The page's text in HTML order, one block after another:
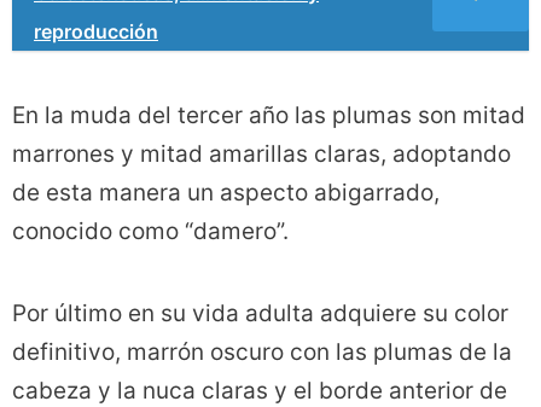
reproducción
En la muda del tercer año las plumas son mitad
marrones y mitad amarillas claras, adoptando
de esta manera un aspecto abigarrado,
conocido como “damero”.
Por último en su vida adulta adquiere su color
definitivo, marrón oscuro con las plumas de la
cabeza y la nuca claras y el borde anterior de